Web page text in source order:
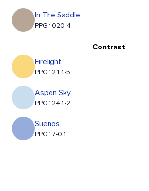
In The Saddle
PPG1020-4
Contrast
Firelight
PPG1211-5
Aspen Sky
PPG1241-2
Suenos
PPG17-01